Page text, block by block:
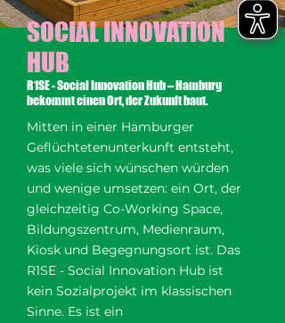
SOCIAL INNOVATION
HUB
R1SE - Social Innovation Hub – Hamburg
bekommt einen Ort, der Zukunft baut.
Mitten in einer Hamburger
Geflüchtetenunterkunft entsteht,
was viele sich wünschen würden
und wenige umsetzen: ein Ort, der
gleichzeitig Co-Working Space,
Bildungszentrum, Medienraum,
Kiosk und Begegnungsort ist. Das
R1SE - Social Innovation Hub ist
kein Sozialprojekt im klassischen
Sinne. Es ist ein